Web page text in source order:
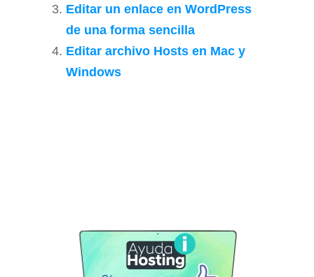
Editar un enlace en WordPress
de una forma sencilla
Editar archivo Hosts en Mac y
Windows